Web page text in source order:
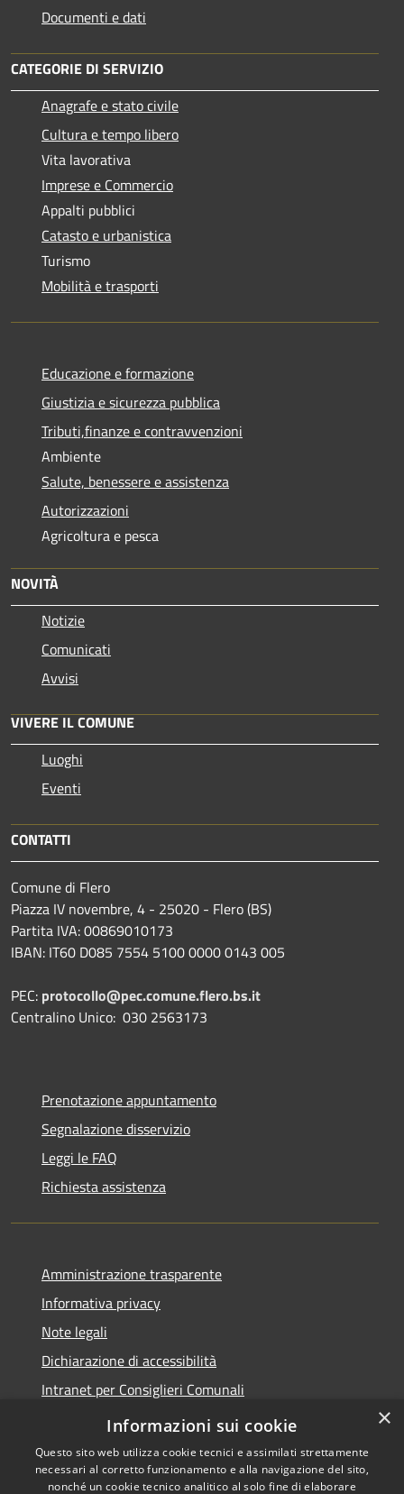
Documenti e dati
CATEGORIE DI SERVIZIO
Anagrafe e stato civile
Cultura e tempo libero
Vita lavorativa
Imprese e Commercio
Appalti pubblici
Catasto e urbanistica
Turismo
Mobilità e trasporti
Educazione e formazione
Giustizia e sicurezza pubblica
Tributi,finanze e contravvenzioni
Ambiente
Salute, benessere e assistenza
Autorizzazioni
Agricoltura e pesca
NOVITÀ
Notizie
Comunicati
Avvisi
VIVERE IL COMUNE
Luoghi
Eventi
CONTATTI
Comune di Flero
Piazza IV novembre, 4 - 25020 - Flero (BS)
Partita IVA: 00869010173
IBAN: IT60 D085 7554 5100 0000 0143 005
PEC: protocollo@pec.comune.flero.bs.it
Centralino Unico: 030 2563173
Prenotazione appuntamento
Segnalazione disservizio
Leggi le FAQ
Richiesta assistenza
Amministrazione trasparente
Informativa privacy
Note legali
Dichiarazione di accessibilità
Intranet per Consiglieri Comunali
Codice Univoco Fatturazione Elettronica
×
Informazioni sui cookie
Questo sito web utilizza cookie tecnici e assimilati strettamente
necessari al corretto funzionamento e alla navigazione del sito,
nonché un cookie tecnico analitico al solo fine di elaborare